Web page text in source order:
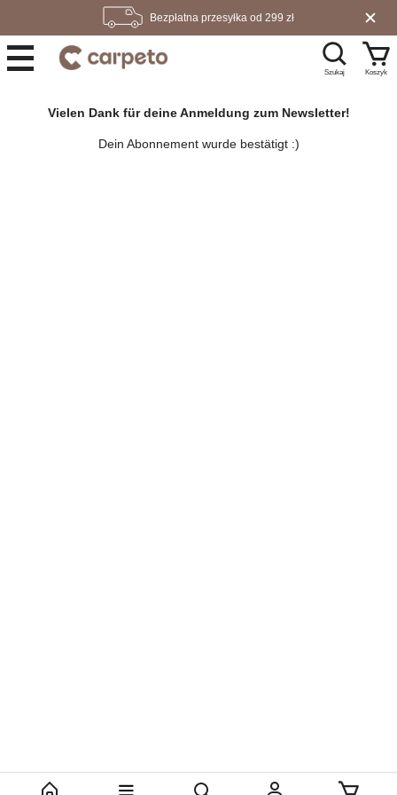
Darmowy zwrot w ciągu 100 dni
Wysyłka w 24h
Bezpłatna przesyłka od 299 zł
Szukaj Koszyk
Vielen Dank für deine Anmeldung zum Newsletter!
Dein Abonnement wurde bestätigt :)